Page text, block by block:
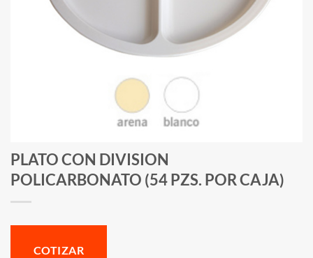
PLATO CON DIVISION
POLICARBONATO (54 PZS. POR CAJA)
COTIZAR